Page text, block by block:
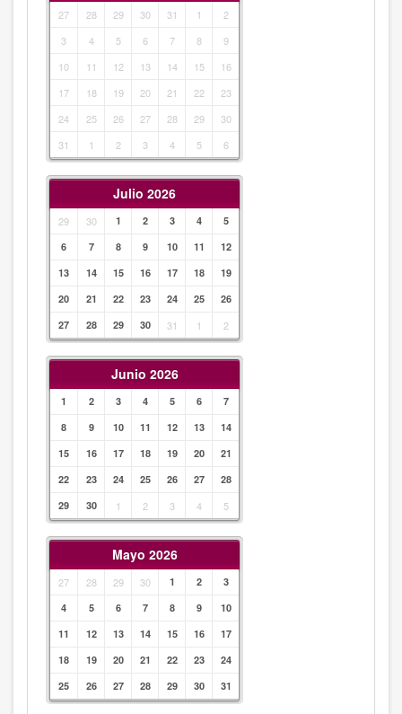
27 28 29 30 31 1
2
3
4 5 6 7 8
9
10
11 12 13 14 15
16
17
18 19 20 21 22
23
24
25 26 27 28 29
30
31
1 2 3 4 5 6
Julio 2026
29 30 1 2 3 4
5
6
7 8 9 10 11
12
13
14 15 16 17 18
19
20
21 22 23 24 25
26
27
28 29 30 31 1 2
Junio 2026
1 2 3 4 5 6
7
8
9 10 11 12 13
14
15
16 17 18 19 20
21
22
23 24 25 26 27
28
29
30 1 2 3 4 5
Mayo 2026
27 28 29 30 1 2
3
4
5 6 7 8 9
10
11
12 13 14 15 16
17
18
19 20 21 22 23
24
25
26 27 28 29 30 31